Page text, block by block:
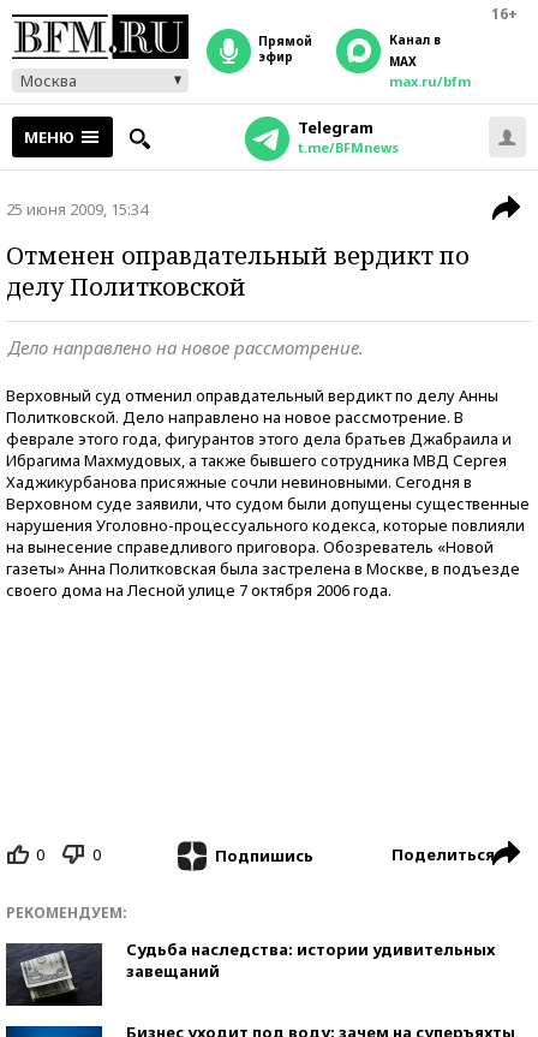
16+
Москва
прямой
эфир
Канал в
MAX
max.ru/bfm
МЕНЮ Telegram
t.me/BFMnews
25 июня 2009, 15:34
Отменен оправдательный вердикт по
делу Политковской
Дело направлено на новое рассмотрение.
Верховный суд отменил оправдательный вердикт по делу Анны
Политковской. Дело направлено на новое рассмотрение. В
феврале этого года, фигурантов этого дела братьев Джабраила и
Ибрагима Махмудовых, а также бывшего сотрудника МВД Сергея
Хаджикурбанова присяжные сочли невиновными. Сегодня в
Верховном суде заявили, что судом были допущены существенные
нарушения Уголовно-процессуального кодекса, которые повлияли
на вынесение справедливого приговора. Обозреватель «Новой
газеты» Анна Политковская была застрелена в Москве, в подъезде
своего дома на Лесной улице 7 октября 2006 года.
0 0 Подпишись Поделиться
РЕКОМЕНДУЕМ:
Судьба наследства: истории удивительных
завещаний
Бизнес уходит под воду: зачем на суперъяхты